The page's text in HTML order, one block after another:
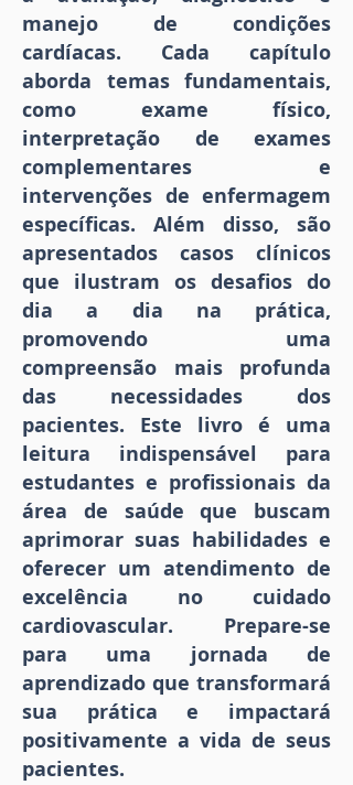
manejo de condições
cardíacas. Cada capítulo
aborda temas fundamentais,
como exame físico,
interpretação de exames
complementares e
intervenções de enfermagem
específicas. Além disso, são
apresentados casos clínicos
que ilustram os desafios do
dia a dia na prática,
promovendo uma
compreensão mais profunda
das necessidades dos
pacientes. Este livro é uma
leitura indispensável para
estudantes e profissionais da
área de saúde que buscam
aprimorar suas habilidades e
oferecer um atendimento de
excelência no cuidado
cardiovascular. Prepare-se
para uma jornada de
aprendizado que transformará
sua prática e impactará
positivamente a vida de seus
pacientes.